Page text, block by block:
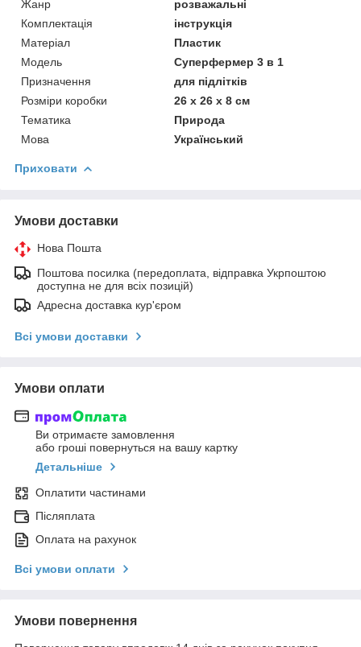
Жанр
розважальні
Комплектація
інструкція
Матеріал
Пластик
Мoдель
Суперфермер 3 в 1
Призначення
для підлітків
Розміри коробки
26 x 26 x 8 см
Тематика
Природа
Мова
Український
Приховати
Умови доставки
Нова Пошта
Поштова посилка (передоплата, відправка Укрпоштою
доступна не для всіх позицій)
Адресна доставка кур'єром
Всі умови доставки
Умови оплати
Ви отримаєте замовлення
або гроші повернуться на вашу картку
Детальніше
Оплатити частинами
Післяплата
Оплата на рахунок
Всі умови оплати
Умови повернення